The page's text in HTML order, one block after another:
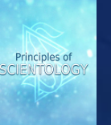
SERIEN